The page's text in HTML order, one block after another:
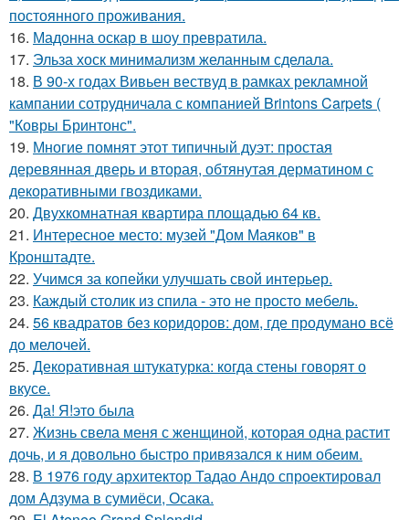
постоянного проживания.
16. Мадонна оскар в шоу превратила.
17. Эльза хоск минимализм желанным сделала.
18. В 90-х годах Вивьен вествуд в рамках рекламной
кампании сотрудничала с компанией Brintons Carpets (
"Ковры Бринтонс".
19. Многие помнят этот типичный дуэт: простая
деревянная дверь и вторая, обтянутая дерматином с
декоративными гвоздиками.
20. Двухкомнатная квартира площадью 64 кв.
21. Интересное место: музей "Дом Маяков" в
Кронштадте.
22. Учимся за копейки улучшать свой интерьер.
23. Каждый столик из спила - это не просто мебель.
24. 56 квадратов без коридоров: дом, где продумано всё
до мелочей.
25. Декоративная штукатурка: когда стены говорят о
вкусе.
26. Да! Я!это была
27. Жизнь свела меня с женщиной, которая одна растит
дочь, и я довольно быстро привязался к ним обеим.
28. В 1976 году архитектор Тадао Андо спроектировал
дом Адзума в сумиёси, Осака.